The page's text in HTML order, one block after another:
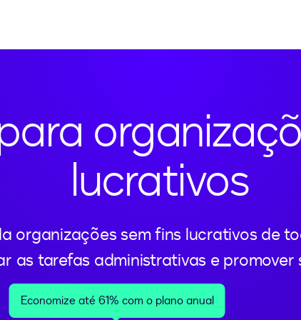
lucrativos
organizações sem fins lucrativos de
as tarefas administrativas e promover
Economize até 61% com o plano anual